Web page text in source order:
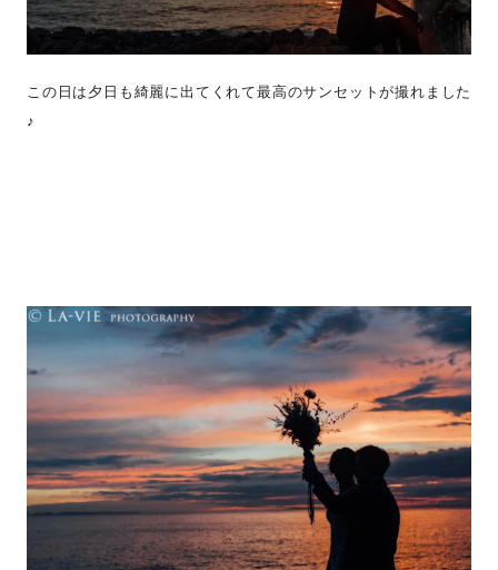
この日は夕日も綺麗に出てくれて最高のサンセットが撮れました
♪